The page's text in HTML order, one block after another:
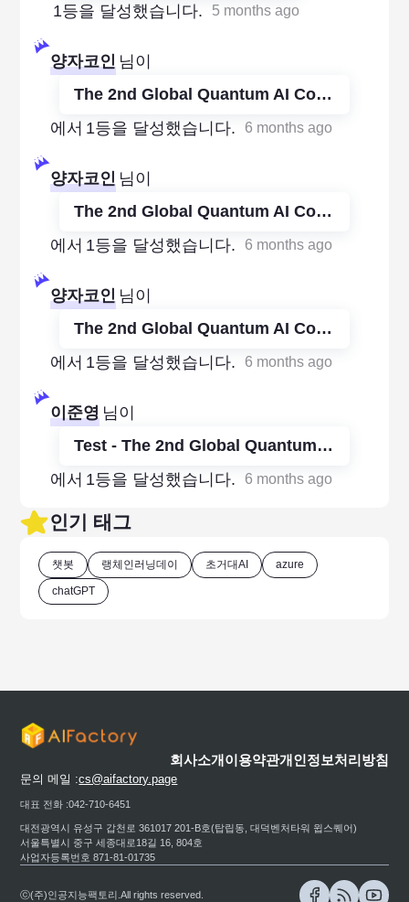
1등을 달성했습니다.
5 months ago
양자코인 님이
The 2nd Global Quantum AI Competition - 2026
에서 1등을 달성했습니다. 6 months ago
양자코인 님이
The 2nd Global Quantum AI Competition - 2026
에서 1등을 달성했습니다. 6 months ago
양자코인 님이
The 2nd Global Quantum AI Competition - 2026
에서 1등을 달성했습니다. 6 months ago
이준영 님이
Test - The 2nd Global Quantum AI Competition
에서 1등을 달성했습니다. 6 months ago
인기 태그
챗봇 랭체인러닝데이 초거대AI azure
chatGPT
회사소개 이용약관개인정보처리방침
문의 메일 :cs@aifactory.page
대표 전화 :042-710-6451
대전광역시 유성구 갑천로 361017 201-B호(탑립동, 대덕벤처타워 윕스퀘어)
서울특별시 중구 세종대로18길 16, 804호
사업자등록번호 871-81-01735
ⓒ(주)인공지능팩토리.All rights reserved.